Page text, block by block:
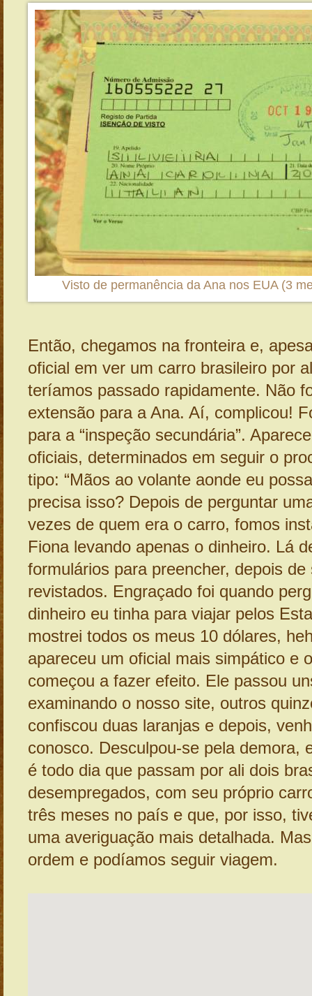
Visto de permanência da Ana nos EUA (3
Então, chegamos na fronteira e,
oficial em ver um carro brasileiro por
teríamos passado rapidamente. Não
extensão para a Ana. Aí, complicou!
para a “inspeção secundária”.
oficiais, determinados em seguir o
tipo: “Mãos ao volante aonde eu
precisa isso? Depois de perguntar
vezes de quem era o carro, fomos
Fiona levando apenas o dinheiro. Lá
formulários para preencher, depois de
revistados. Engraçado foi quando
dinheiro eu tinha para viajar pelos
mostrei todos os meus 10 dólares,
apareceu um oficial mais simpático e
começou a fazer efeito. Ele passou
examinando o nosso site, outros
confiscou duas laranjas e depois,
conosco. Desculpou-se pela demora,
é todo dia que passam por ali dois
desempregados, com seu próprio
três meses no país e que, por isso,
uma averiguação mais detalhada.
ordem e podíamos seguir viagem.